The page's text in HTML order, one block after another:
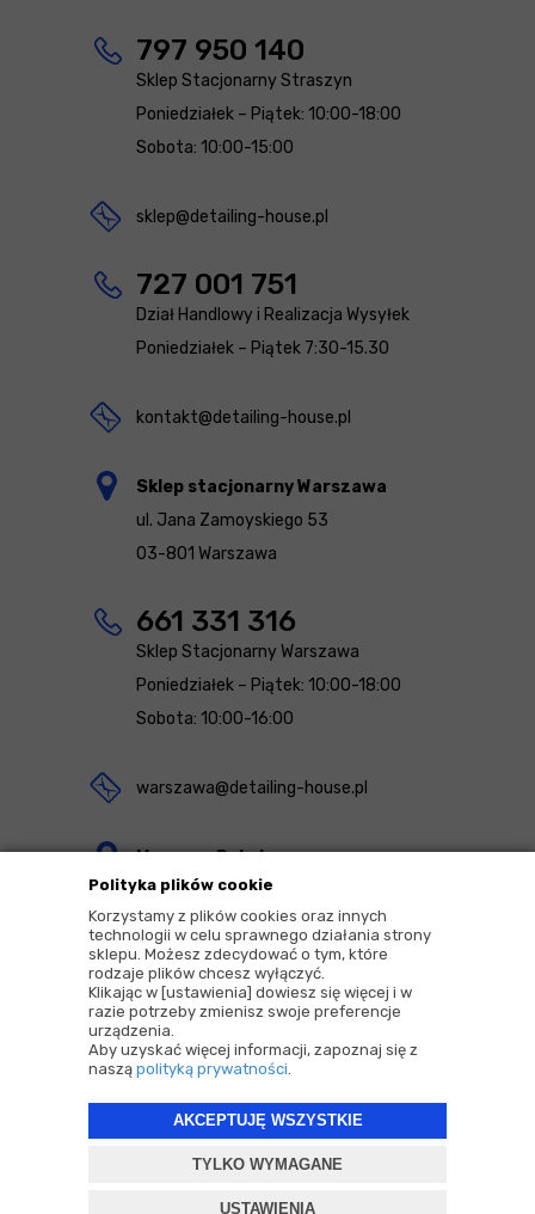
Polityka plików cookie
Korzystamy z plików cookies oraz innych
technologii w celu sprawnego działania strony
sklepu. Możesz zdecydować o tym, które
rodzaje plików chcesz wyłączyć.
Klikając w [ustawienia] dowiesz się więcej i w
razie potrzeby zmienisz swoje preferencje
urządzenia.
Aby uzyskać więcej informacji, zapoznaj się z
naszą polityką prywatności.
AKCEPTUJĘ WSZYSTKIE
TYLKO WYMAGANE
USTAWIENIA
797 950 140
Sklep Stacjonarny Straszyn
Poniedziałek – Piątek: 10:00-18:00
Sobota: 10:00-15:00
sklep@detailing-house.pl
727 001 751
Dział Handlowy i Realizacja Wysyłek
Poniedziałek – Piątek 7:30-15.30
kontakt@detailing-house.pl
Sklep stacjonarny Warszawa
ul. Jana Zamoyskiego 53
03-801 Warszawa
661 331 316
Sklep Stacjonarny Warszawa
Poniedziałek – Piątek: 10:00-18:00
Sobota: 10:00-16:00
warszawa@detailing-house.pl
Magazyn Rekcin
Nomos Sp. z o.o. sp.k.
ul. Agrestowa 1
83-010 Rekcin
2026 © Copyrights by |Detailing House